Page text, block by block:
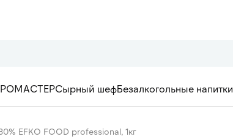
Сырный шефБезалкогольные напитки
EFKO FOOD professional, 1кг